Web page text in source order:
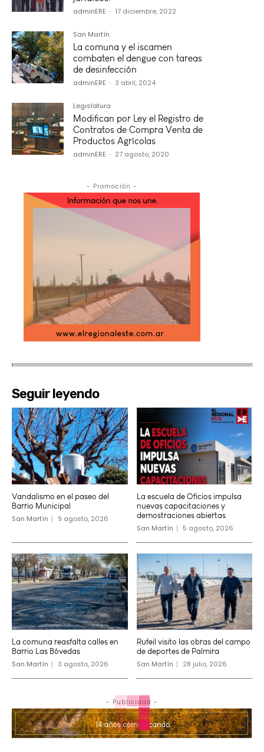
adminERE - 17 diciembre, 2022
San Martín
La comuna y el iscamen
combaten el dengue con tareas
de desinfección
adminERE - 3 abril, 2024
Legislatura
Modifican por Ley el Registro de
Contratos de Compra Venta de
Productos Agrícolas
adminERE - 27 agosto, 2020
- Promoción -
Seguir leyendo
Vandalismo en el paseo del
Barrio Municipal
San Martín 9 agosto, 2026
La escuela de Oficios impulsa
nuevas capacitaciones y
demostraciones abiertas
San Martín 5 agosto, 2026
La comuna reasfalta calles en
Barrio Las Bóvedas
San Martín 3 agosto, 2026
Rufeil visito las obras del campo
de deportes de Palmira
San Martín 28 julio, 2026
- Publicidad -